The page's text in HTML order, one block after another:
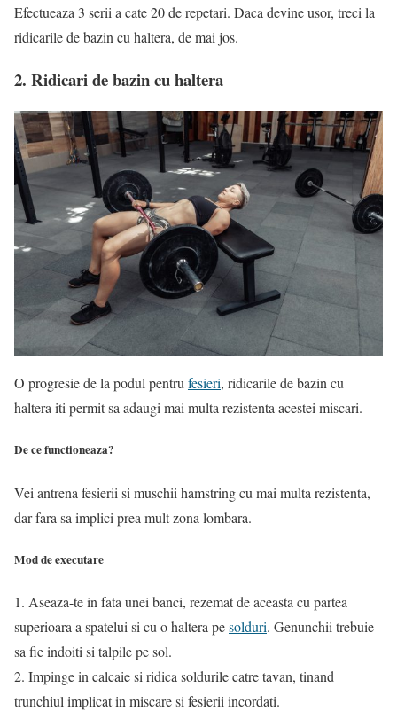
Efectueaza 3 serii a cate 20 de repetari. Daca devine usor, treci la
ridicarile de bazin cu haltera, de mai jos.
2. Ridicari de bazin cu haltera
O progresie de la podul pentrufesieri, ridicarile de bazin cu
haltera iti permit sa adaugi mai multa rezistenta acestei miscari.
De ce functioneaza?
Vei antrena fesierii si muschii hamstring cu mai multa rezistenta,
dar fara sa implici prea mult zona lombara.
Mod de executare
1. Aseaza-te in fata unei banci, rezemat de aceasta cu partea
superioara a spatelui si cu o haltera pesolduri. Genunchii trebuie
sa fie indoiti si talpile pe sol.
2. Impinge in calcaie si ridica soldurile catre tavan, tinand
trunchiul implicat in miscare si fesierii incordati.